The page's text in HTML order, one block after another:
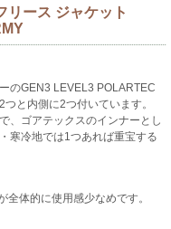
ース ジャケット
のGEN3 LEVEL3 POLARTEC
と内側に2つ付いています。
、ゴアテックスのインナーとし
寒冷地では1つあれば重宝する
体的に使用感少なめです。